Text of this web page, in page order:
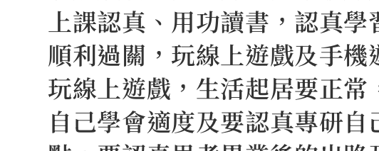
上課認真、用功讀書，認真
順利過關，玩線上遊戲及手
玩線上遊戲，生活起居要正
自己學會適度及要認真專研